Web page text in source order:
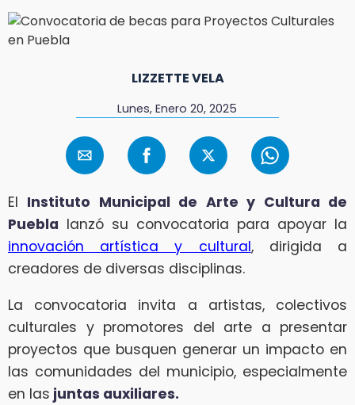
LIZZETTE VELA
Lunes, Enero 20, 2025
El Instituto Municipal de Arte y Cultura de
Puebla lanzó su convocatoria para apoyar la
innovación artística y cultural, dirigida a
creadores de diversas disciplinas.
La convocatoria invita a artistas, colectivos
culturales y promotores del arte a presentar
proyectos que busquen generar un impacto en
las comunidades del municipio, especialmente
en las juntas auxiliares.